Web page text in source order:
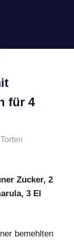
für 4
Zucker, 2
3 El
bemehlten